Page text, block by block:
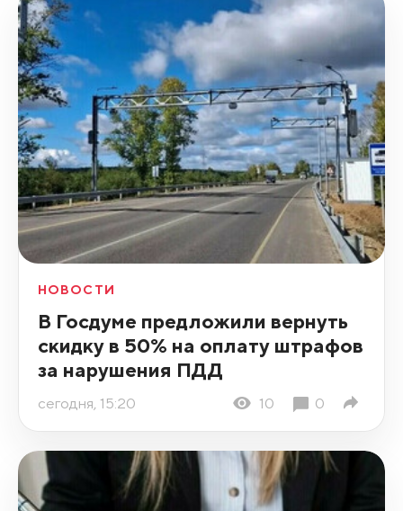
НОВОСТИ
В Госдуме предложили вернуть
скидку в 50% на оплату штрафов
за нарушения ПДД
сегодня, 15:20 10 0